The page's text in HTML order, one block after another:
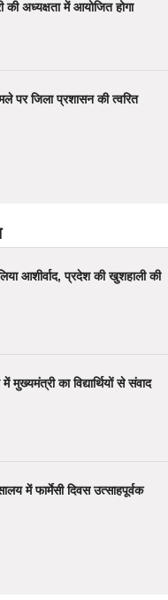
की अध्यक्षता में आयोजित होगा
पर जिला प्रशासन की त्वरित
आशीर्वाद, प्रदेश की खुशहाली की
का विद्यार्थियों से संवाद
में फार्मेसी दिवस उत्साहपूर्वक